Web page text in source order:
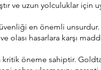
ve uzun yolculuklar için
en önemli
olası hasarlara karşı
kritik öneme sahiptir.